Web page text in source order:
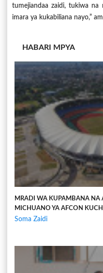
tumejiandaa zaidi, tukiwa
imara ya kukabiliana nayo,”
HABARI MPYA
MRADI WA KUPAMBANA NA
MICHUANO YA AFCON
Soma Zaidi